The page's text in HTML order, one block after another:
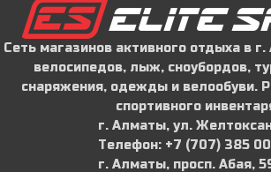
Сеть магазинов активного отдыха в
велосипедов, лыж, сноубордов,
снаряжения, одежды и велообуви.
спортивного
г. Алматы, ул.
Телефон: ‪+7 (707) 385
г. Алматы, просп. Абая,